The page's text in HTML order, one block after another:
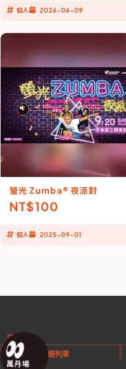
個人 2026-06-09
螢光 Zumba® 夜派對
NT$100
個人 2025-09-01
活動
2026有氧巡迴列車
萬丹場